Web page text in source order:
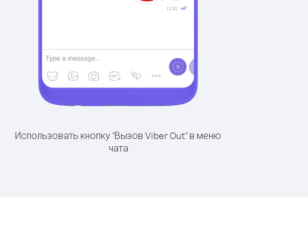
Использовать кнопку "Вызов Viber Out" в меню
чата